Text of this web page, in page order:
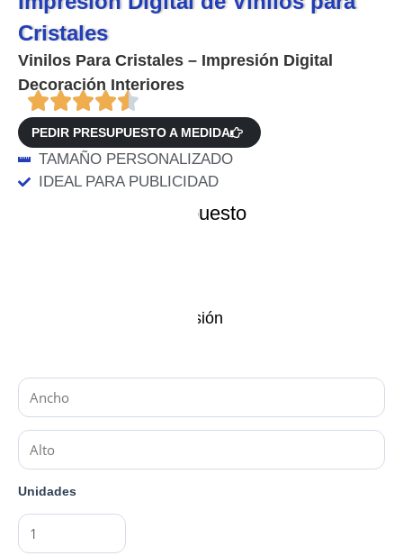
Cristales
Vinilos Para Cristales – Impresión Digital
Decoración Interiores
PEDIR PRESUPUESTO A MEDIDA
TAMAÑO PERSONALIZADO
IDEAL PARA PUBLICIDAD
Datos para el presupuesto
Características de impresión
Unidades